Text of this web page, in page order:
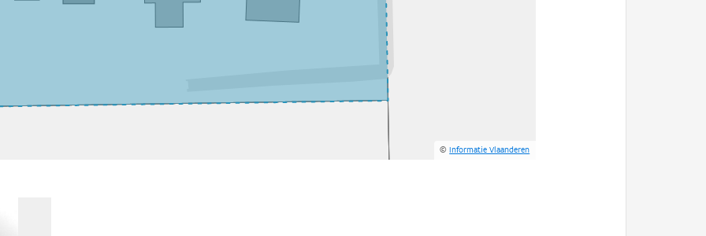
©Informatie Vlaanderen